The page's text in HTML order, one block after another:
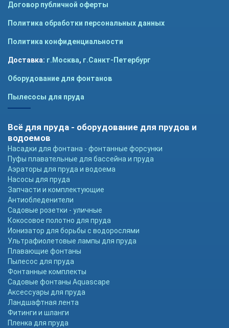
Договор публичной оферты
Политика обработки персональных данных
Политика конфиденциальности
Доставка: г.Москва, г.Санкт-Петербург
Оборудование для фонтанов
Пылесосы для пруда
Всё для пруда - оборудование для прудов и
водоемов
Насадки для фонтана - фонтанные форсунки
Пуфы плавательные для бассейна и пруда
Аэраторы для пруда и водоема
Насосы для пруда
Запчасти и комплектующие
Антиобледенители
Садовые розетки - уличные
Кокосовое полотно для пруда
Ионизатор для борьбы с водорослями
Ультрафиолетовые лампы для пруда
Плавающие фонтаны
Пылесос для пруда
Фонтанные комплекты
Садовые фонтаны Aquascape
Аксессуары для пруда
Ландшафтная лента
Фитинги и шланги
Пленка для пруда